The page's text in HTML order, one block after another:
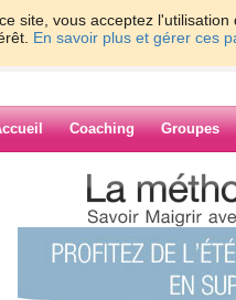
site, vous acceptez
En savoir plus et gérer ces
Coaching Groupes
> SCARLATINE >
de